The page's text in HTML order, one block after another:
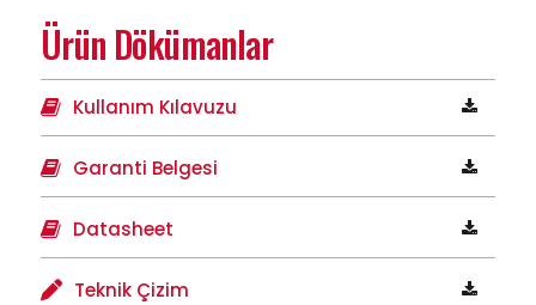
Ürün Dökümanlar
Kullanım Kılavuzu
Garanti Belgesi
Datasheet
Teknik Çizim